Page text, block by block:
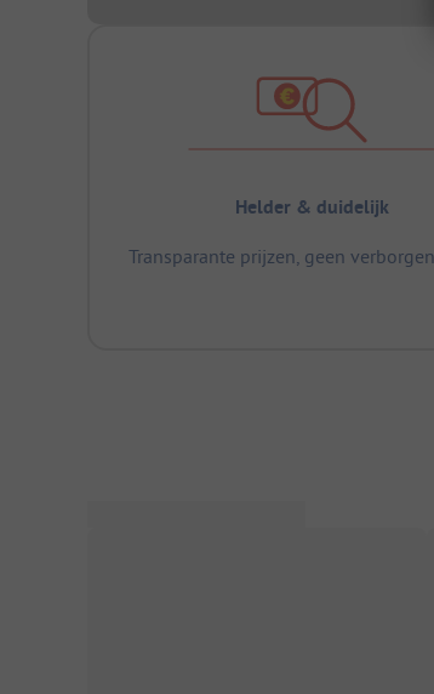
Helder & duidelijk
Transparante prijzen, geen